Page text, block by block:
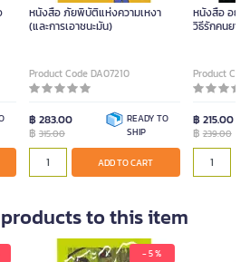
หนังสือ ภัยพิบัติแห่งความเหงา
(และการเอาชนะมัน)
Product Code DA07210
฿ 283.00
฿ 315.00
READY TO
SHIP
ADD TO CART
หนังสือ อย่า
วิธีรักคนยาก
Product
฿ 215.00
฿239.00
to this item
- 5 %